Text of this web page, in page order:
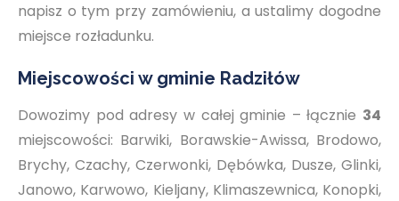
napisz o tym przy zamówieniu, a ustalimy dogodne
miejsce rozładunku.
Miejscowości w gminie Radziłów
Dowozimy pod adresy w całej gminie – łącznie 34
miejscowości: Barwiki, Borawskie-Awissa, Brodowo,
Brychy, Czachy, Czerwonki, Dębówka, Dusze, Glinki,
Janowo, Karwowo, Kieljany, Klimaszewnica, Konopki,